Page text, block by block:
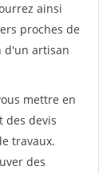
ainsi
proches de
d'un artisan
mettre en
des devis
travaux.
des